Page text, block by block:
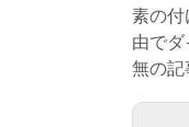
素の付
由で
無の記